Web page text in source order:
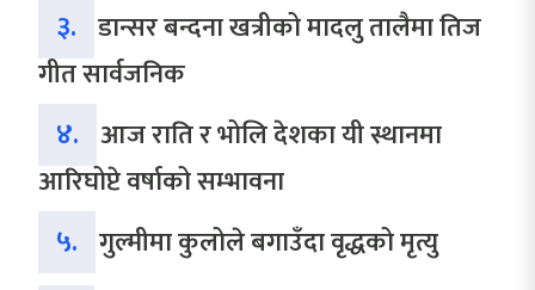
३. डान्सर बन्दना खत्रीको मादलु तालैमा तिज
गीत सार्वजनिक
४. आज राति र भोलि देशका यी स्थानमा
आरिघोप्टे वर्षाको सम्भावना
५. गुल्मीमा कुलोले बगाउँदा वृद्धको मृत्यु